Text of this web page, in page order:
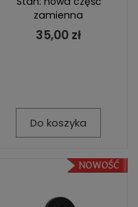
zamienna
35,00 zł
Do koszyka